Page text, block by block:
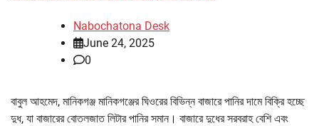
Nabochatona Desk
June 24, 2025
0
বাবুল আহমেদ, মানিকগঞ্জ মানিকগঞ্জের ঘিওরের বিভিন্ন বাজারে পানির দামে বিক্রি হচ্ছে
দুধ, যা বাজারের বোতলজাত লিটার পানির সমান। বাজারে দুধের সরবরাহ বেশি এবং